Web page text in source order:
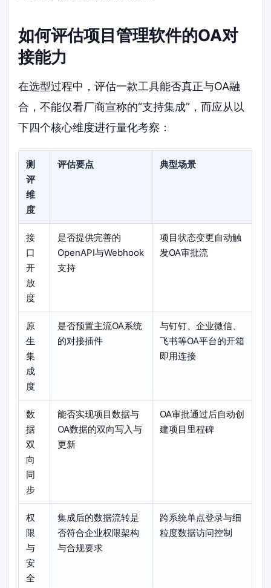
如何评估项目管理软件的OA对
接能力
在选型过程中，评估一款工具能否真正与OA融
合，不能仅看厂商宣称的“支持集成”，而应从以
下四个核心维度进行量化考察：
测
评
维
度
评估要点 典型场景
接
口
开
放
度
是否提供完善的
OpenAPI与Webhook
支持
项目状态变更自动触
发OA审批流
原
生
集
成
度
是否预置主流OA系统
的对接插件
与钉钉、企业微信、
飞书等OA平台的开箱
即用连接
数
据
双
向
同
步
能否实现项目数据与
OA数据的双向写入与
更新
OA审批通过后自动创
建项目里程碑
权
限
与
安
全
集成后的数据流转是
否符合企业权限架构
与合规要求
跨系统单点登录与细
粒度数据访问控制